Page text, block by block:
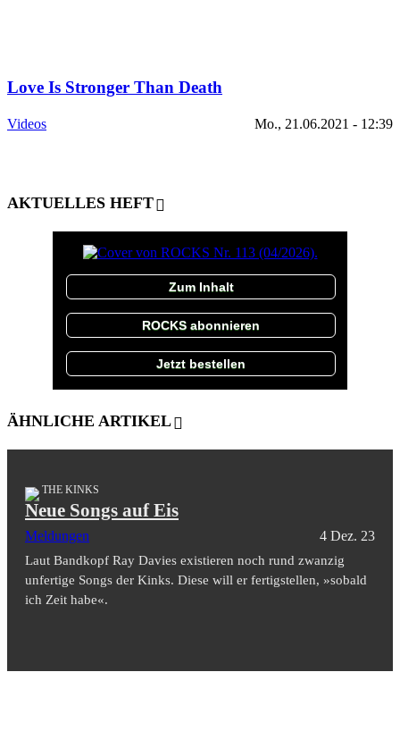
Love Is Stronger Than Death
Videos Mo., 21.06.2021 - 12:39
AKTUELLES HEFT
Zum Inhalt
ROCKS abonnieren
Jetzt bestellen
ÄHNLICHE ARTIKEL
THE KINKS
Neue Songs auf Eis
Meldungen 4 Dez. 23
Laut Bandkopf Ray Davies existieren noch rund zwanzig
unfertige Songs der Kinks. Diese will er fertigstellen, »sobald
ich Zeit habe«.